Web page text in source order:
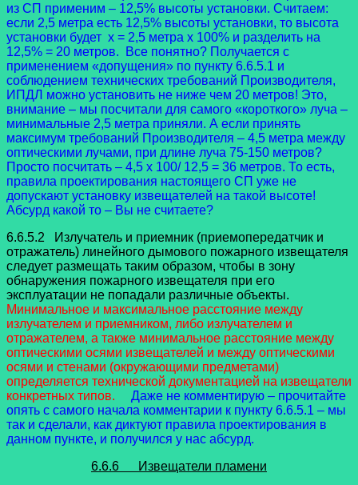
из СП применим – 12,5% высоты установки. Считаем:
если 2,5 метра есть 12,5% высоты установки, то высота
установки будет х = 2,5 метра х 100% и разделить на
12,5% = 20 метров. Все понятно? Получается с
применением «допущения» по пункту 6.6.5.1 и
соблюдением технических требований Производителя,
ИПДЛ можно установить не ниже чем 20 метров! Это,
внимание – мы посчитали для самого «короткого» луча –
минимальные 2,5 метра приняли. А если принять
максимум требований Производителя – 4,5 метра между
оптическими лучами, при длине луча 75-150 метров?
Просто посчитать – 4,5 х 100/ 12,5 = 36 метров. То есть,
правила проектирования настоящего СП уже не
допускают установку извещателей на такой высоте!
Абсурд какой то – Вы не считаете?
6.6.5.2 Излучатель и приемник (приемопередатчик и
отражатель) линейного дымового пожарного извещателя
следует размещать таким образом, чтобы в зону
обнаружения пожарного извещателя при его
эксплуатации не попадали различные объекты.
Минимальное и максимальное расстояние между
излучателем и приемником, либо излучателем и
отражателем, а также минимальное расстояние между
оптическими осями извещателей и между оптическими
осями и стенами (окружающими предметами)
определяется технической документацией на извещатели
конкретных типов.
Даже не комментирую – прочитайте
опять с самого начала комментарии к пункту 6.6.5.1 – мы
так и сделали, как диктуют правила проектирования в
данном пункте, и получился у нас абсурд.
6.6.6 Извещатели пламени